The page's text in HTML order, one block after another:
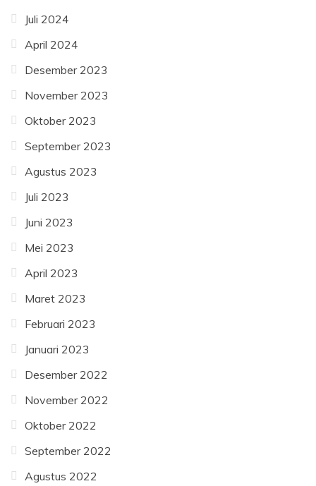
Juli 2024
April 2024
Desember 2023
November 2023
Oktober 2023
September 2023
Agustus 2023
Juli 2023
Juni 2023
Mei 2023
April 2023
Maret 2023
Februari 2023
Januari 2023
Desember 2022
November 2022
Oktober 2022
September 2022
Agustus 2022